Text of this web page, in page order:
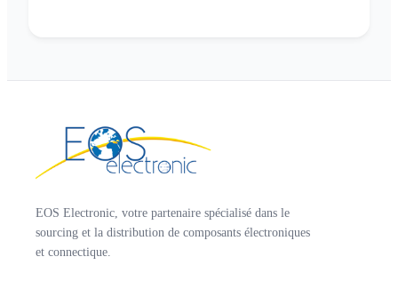
EOS Electronic, votre partenaire spécialisé dans le
sourcing et la distribution de composants électroniques
et connectique.